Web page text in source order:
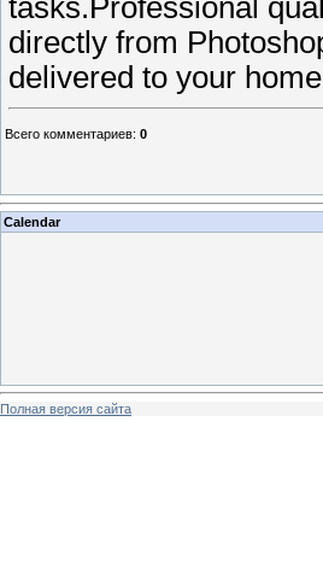
tasks.Professional
directly from
delivered to your
Всего комментариев: 0
Calendar
Полная версия сайта